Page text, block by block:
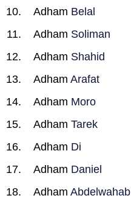
Adham Belal
Adham Soliman
Adham Shahid
Adham Arafat
Adham Moro
Adham Tarek
Adham Di
Adham Daniel
Adham Abdelwahab